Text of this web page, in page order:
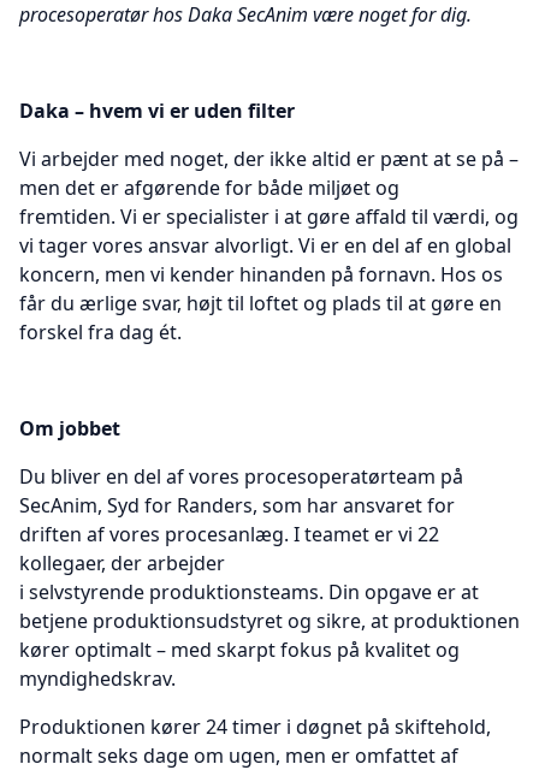
procesoperatør hos Daka SecAnim være noget for dig.
Daka – hvem vi er uden filter
Vi arbejder med noget, der ikke altid er pænt at se på –
men det er afgørende for både miljøet og
fremtiden. Vi er specialister i at gøre affald til værdi, og
vi tager vores ansvar alvorligt. Vi er en del af en global
koncern, men vi kender hinanden på fornavn. Hos os
får du ærlige svar, højt til loftet og plads til at gøre en
forskel fra dag ét.
Om jobbet
Du bliver en del af vores procesoperatørteam på
SecAnim, Syd for Randers, som har ansvaret for
driften af vores procesanlæg. I teamet er vi 22
kollegaer, der arbejder
i selvstyrende produktionsteams. Din opgave er at
betjene produktionsudstyret og sikre, at produktionen
kører optimalt – med skarpt fokus på kvalitet og
myndighedskrav.
Produktionen kører 24 timer i døgnet på skiftehold,
normalt seks dage om ugen, men er omfattet af